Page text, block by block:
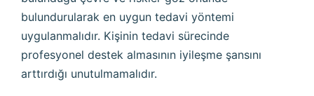
bulundurularak en uygun tedavi yöntemi
uygulanmalıdır. Kişinin tedavi sürecinde
profesyonel destek almasının iyileşme şansını
arttırdığı unutulmamalıdır.